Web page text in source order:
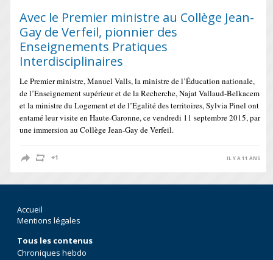
Avec le Premier ministre au Collège Jean-
Gay de Verfeil, pionnier des
Enseignements Pratiques
Interdisciplinaires
Le Premier ministre, Manuel Valls, la ministre de l’Éducation nationale,
de l’Enseignement supérieur et de la Recherche, Najat Vallaud-Belkacem
et la ministre du Logement et de l’Égalité des territoires, Sylvia Pinel ont
entamé leur visite en Haute-Garonne, ce vendredi 11 septembre 2015, par
une immersion au Collège Jean-Gay de Verfeil.
IL Y A 11 ANS
Accueil
Mentions légales
Tous les contenus
Chroniques hebdo